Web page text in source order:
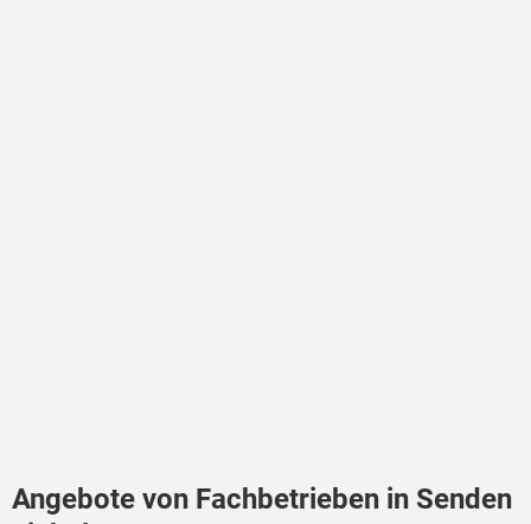
Angebote von Fachbetrieben in Senden